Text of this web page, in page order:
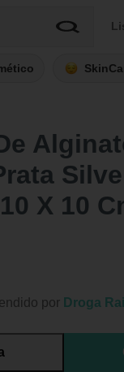
X 10
por Droga